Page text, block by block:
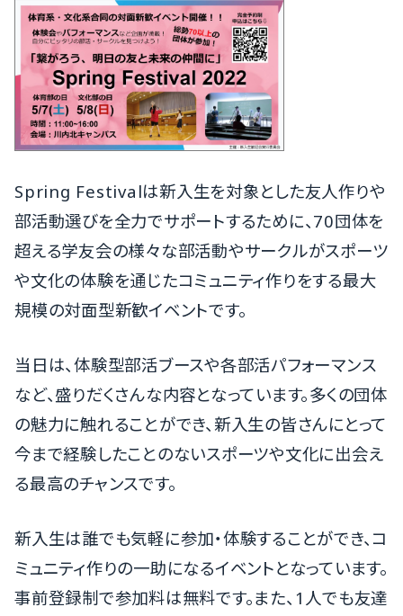
Spring Festivalは新入生を対象とした友人作りや
部活動選びを全力でサポートするために、70団体を
超える学友会の様々な部活動やサークルがスポーツ
や文化の体験を通じたコミュニティ作りをする最大
規模の対面型新歓イベントです。
当日は、体験型部活ブースや各部活パフォーマンス
など、 盛りだくさんな内容となっています。多くの団体
の魅力に触れることができ、 新入生の皆さんにとって
今まで経験したことのないスポーツや文化に出会え
る最高のチャンスです。
新入生は誰でも気軽に参加・体験することができ、 コ
ミュニティ作りの一助になるイベントとなっています。
事前登録制で参加料は無料です。また、 1人でも友達